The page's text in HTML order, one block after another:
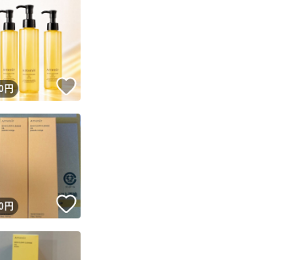
ーザーはYahoo!フリマの取引を完了させた実績があります
ーザーは他フリマサービスでの取引実績があります
、発送を保証しているものではありません
ーザーは高頻度で24時間以内＆設定した発送日数内に発送してい
ーザーは高頻度で24時間以内に発送しています
です
出品ページへ
キャンセル
円 いいね！
円 いいね！